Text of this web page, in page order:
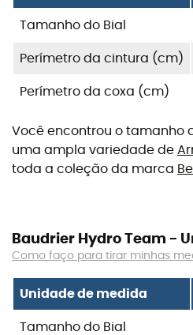
Tamanho do Bial
Perímetro da cintura (cm)
Perímetro da coxa (cm)
Você encontrou o tamanho
uma ampla variedade de
toda a coleção da marca
Baudrier Hydro Team -
Como faço para tirar minhas
Unidade de medida
Tamanho do Bial